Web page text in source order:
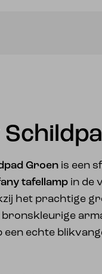
Groen is een
tafellamp in de
het prachtige
bronskleurige
een echte